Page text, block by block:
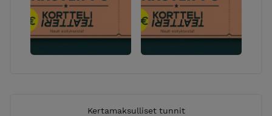
Kertamaksulliset tunnit